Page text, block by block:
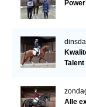
Talent
Alle